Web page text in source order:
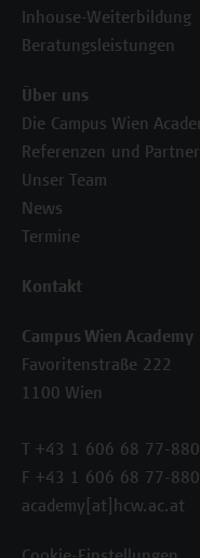
Inhouse-Weiterbildung
Beratungsleistungen
Über uns
Die Campus Wien
Referenzen und
Unser Team
News
Termine
Kontakt
Campus Wien Academy
Favoritenstraße 222
1100 Wien
T +43 1 606 68 77-
F +43 1 606 68 77-
academy[at]hcw.ac.at